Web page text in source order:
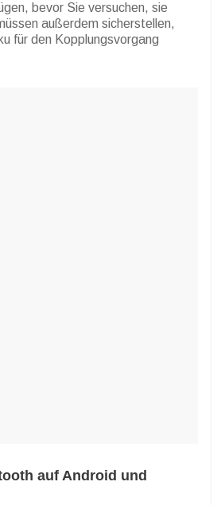
bevor Sie versuchen, sie
außerdem sicherstellen,
für den Kopplungsvorgang
auf Android und